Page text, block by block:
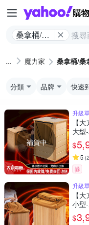
桑拿桶/桑
魔力家 桑拿桶/桑
分類 品牌 快速
補貨中
升級
【
大型
烘腳
$
5 (2
券
升級
【
小型
烘腳
$